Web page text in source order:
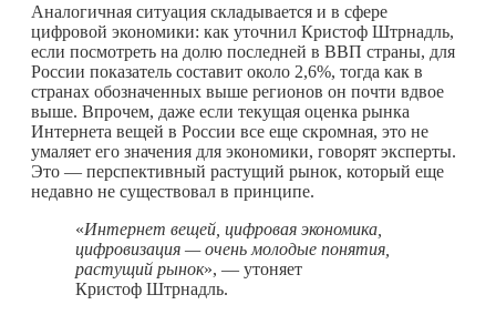
Аналогичная ситуация складывается и в сфере
цифровой экономики: как уточнил Кристоф Штрнадль,
если посмотреть на долю последней в ВВП страны, для
России показатель составит около 2,6%, тогда как в
странах обозначенных выше регионов он почти вдвое
выше. Впрочем, даже если текущая оценка рынка
Интернета вещей в России все еще скромная, это не
умаляет его значения для экономики, говорят эксперты.
Это — перспективный растущий рынок, который еще
недавно не существовал в принципе.
«Интернет вещей, цифровая экономика,
цифровизация — очень молодые понятия,
растущий рынок», — утоняет
Кристоф Штрнадль.